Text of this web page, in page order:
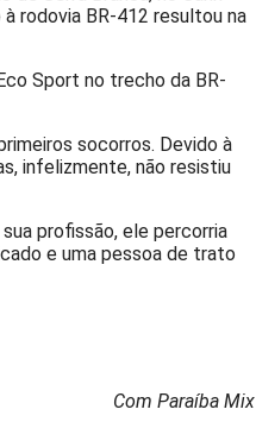
rodovia BR-412 resultou na
Sport no trecho da BR-
socorros. Devido à
infelizmente, não resistiu
profissão, ele percorria
e uma pessoa de trato
Com Paraíba Mix